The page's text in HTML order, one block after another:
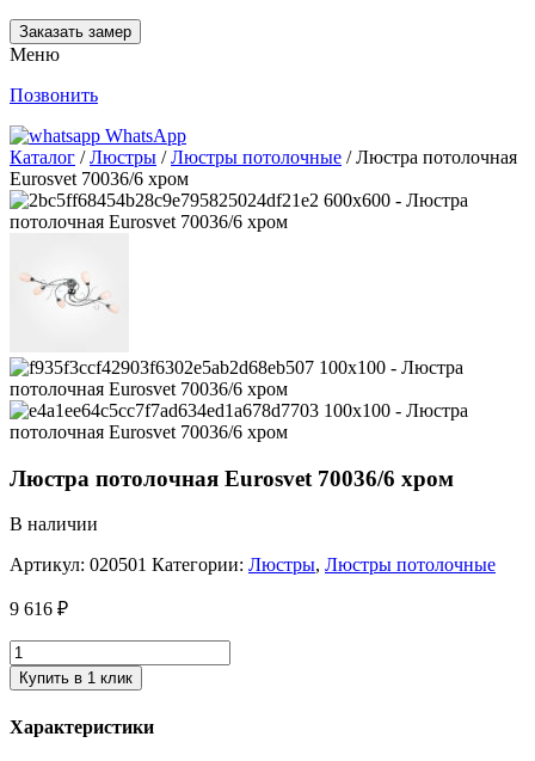
Заказать замер
Меню
Позвонить
WhatsApp
Каталог /Люстры /Люстры потолочные / Люстра потолочная
Eurosvet 70036/6 хром
Люстра потолочная Eurosvet 70036/6 хром
В наличии
Артикул: 020501 Категории: Люстры, Люстры потолочные
9 616 ₽
Купить в 1 клик
Характеристики